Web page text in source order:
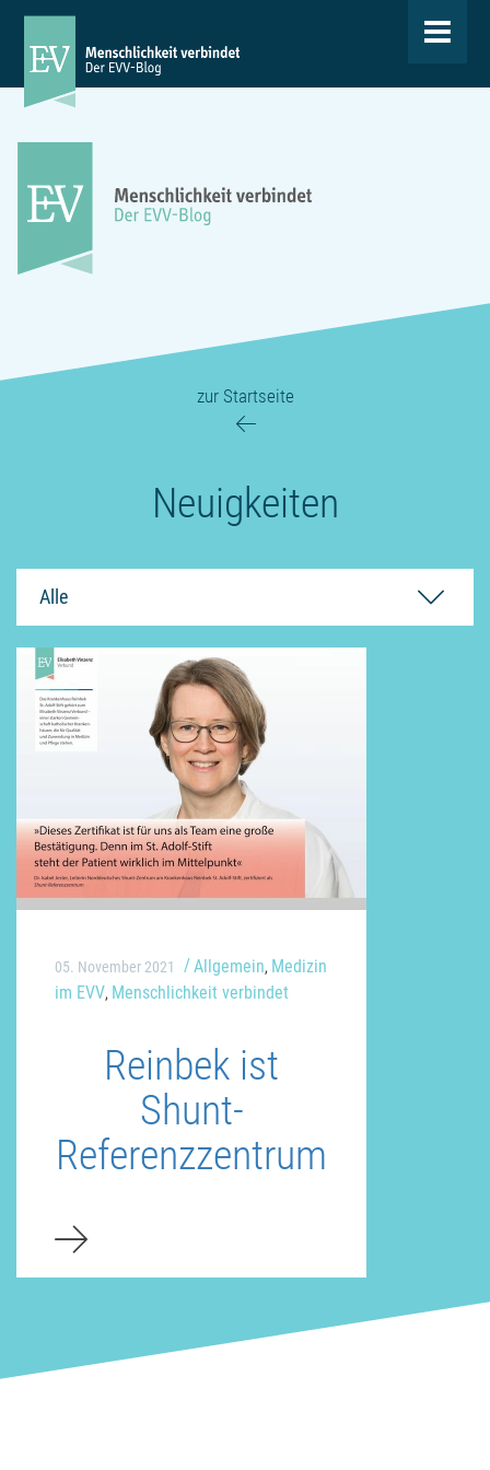
Toggle
zur Startseite
Neuigkeiten
Alle
05. November 2021 Allgemein, Medizin
im EVV, Menschlichkeit verbindet
Reinbek ist
Shunt-
Referenzzentrum